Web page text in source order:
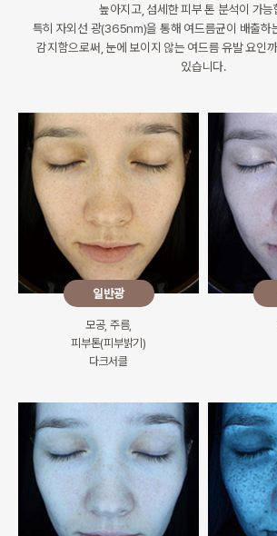
높아지고, 섬세한 피부 톤 분석이 가능
특히 자외선 광(365nm)을 통해 여드름균이 배출하
감지함으로써, 눈에 보이지 않는 여드름 유발 요인
있습니다.
일반광
모공, 주름,
피부톤(피부밝기)
다크서클